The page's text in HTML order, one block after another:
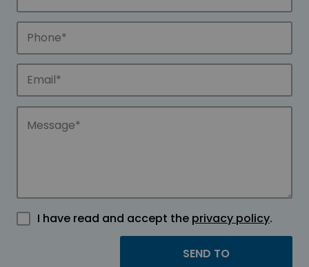
I have read and accept the privacy policy.